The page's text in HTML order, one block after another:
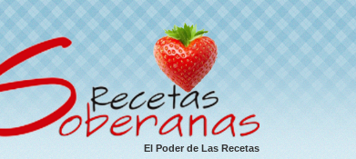
El Poder de Las Recetas